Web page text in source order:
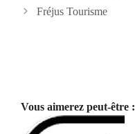
des
Fréjus Tourisme
Vous aimerez peut-être :